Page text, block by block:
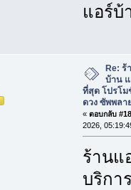
แอร์บ้
Re: ร้
บ้าน
ที่สุด โปรโ
ดวง ซัพพลา
« ตอบกลับ
2026,
ร้านแ
บริกา